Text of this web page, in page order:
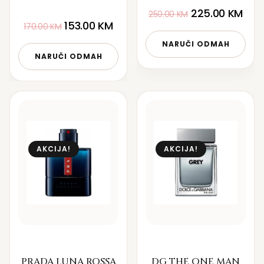
170.00KM 153.00 KM
NARUČI ODMAH
250.00KM 225.00 KM
NARUČI ODMAH
AKCIJA! AKCIJA!